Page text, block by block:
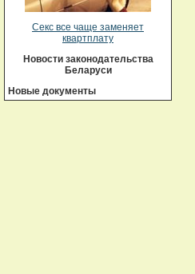
Секс все чаще заменяет
квартплату
Новости законодательства
Беларуси
Новые документы